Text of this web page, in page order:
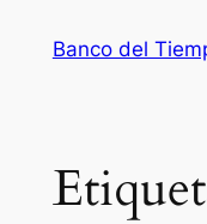
Banco del